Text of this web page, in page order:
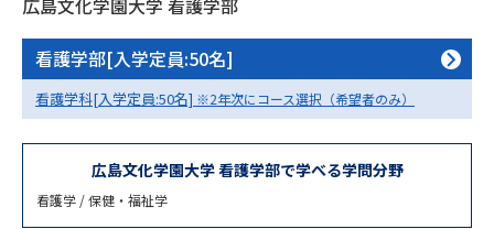
幼稚園教員資格認定試験
高等学校（情報）教員資格認定
試験
大学研究 大学検索
看護学部[入学定員:50名]
看護学科[入学定員:50名] ※2年次にコース選択（希望者のみ）
広島文化学園大学 看護学部で学べる学問分野
看護学 / 保健・福祉学